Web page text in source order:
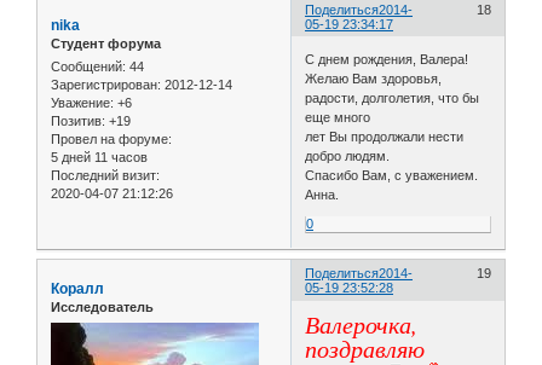
Поделиться 18
2014-
05-19 23:34:17
nika
Студент форума
Сообщений: 44
Зарегистрирован: 2012-12-14
Уважение: +6
Позитив: +19
Провел на форуме:
5 дней 11 часов
Последний визит:
2020-04-07 21:12:26
С днем рождения, Валера!
Желаю Вам здоровья,
радости, долголетия, что бы
еще много
лет Вы продолжали нести
добро людям.
Спасибо Вам, с уважением.
Анна.
0
Поделиться 19
2014-
05-19 23:52:28
Коралл
Исследователь
Валерочка,
поздравляю